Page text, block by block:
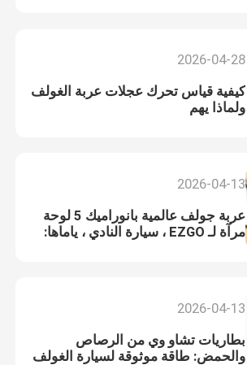
2026-04-28
كيفية قياس تحرك عجلات عربة الغولف
ولماذا يهم
2026-04-13
عربة جولف عالمية بانوراميك 5 لوحة
مرآة لـ EZGO ، سيارة النادي ، ياماها:
تحديث الرؤية النهائية
2026-04-13
بطاريات تشاو وي من الرصاص
والحمض: طاقة موثوقة لسيارة الغولف